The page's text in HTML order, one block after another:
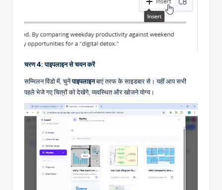
चरण 4: पाइपलाइन से चयन करें
सम्मिलन विंडो में, चुनेंपाइपलाइनबाएं तरफ के साइडबार से। यहीं आप सभी
पहले भेजे गए चित्रों को देखेंगे, व्यवस्थित और खोजने योग्य।